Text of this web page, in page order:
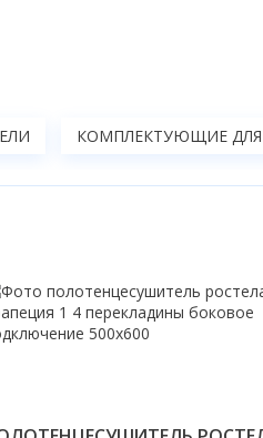
КОМПЛЕКТУЮЩИЕ